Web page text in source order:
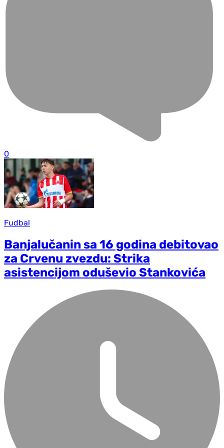
0
Fudbal
Banjalučanin sa 16 godina debitovao
za Crvenu zvezdu: Strika
asistencijom oduševio Stankovića